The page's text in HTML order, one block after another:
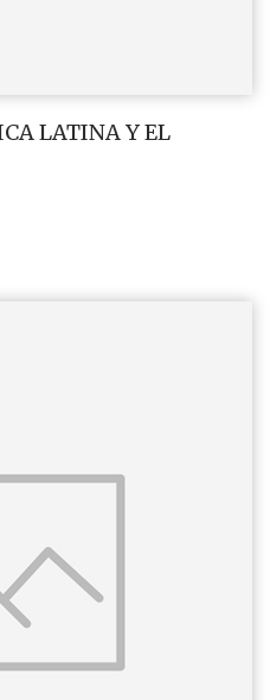
LATINA Y EL